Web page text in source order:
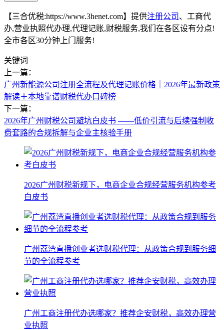
【三合优税:https://www.3henet.com】提供注册公司 、工商代
办,营业执照代办理,代理记账,财税服务,我们在各区设有分点!
全市各区30分钟上门服务!
关键词
上一篇：
​广州新能源公司注册全流程及代理记账价格｜2026年最新政策
解读＋本地靠谱财税代办口碑榜
下一篇：
2026年广州财税公司避坑白皮书 ——低价引流与后续强制收
费套路的合规拆解与企业主核验手册
2026广州财税新规下，电商企业合规经营服务机构参考
白皮书
广州荔湾直播创业者选财税代理：从政策合规到服务细
节的全流程参考
广州工商注册代办选哪家？推荐企安财税，高效办理营
业执照